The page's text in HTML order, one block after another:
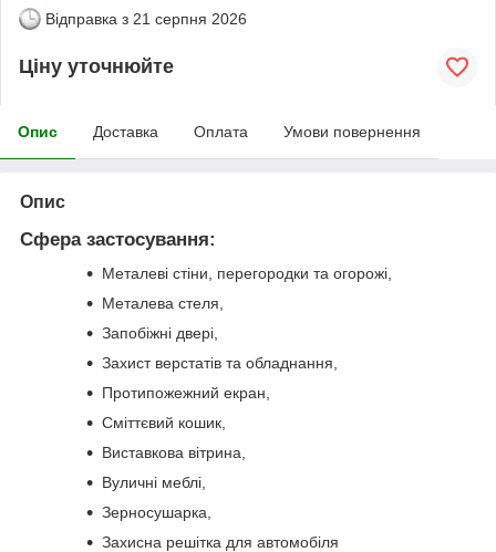
Відправка з 21 серпня 2026
Ціну уточнюйте
Опис Доставка Оплата Умови повернення
Опис
Сфера застосування:
Металеві стіни, перегородки та огорожі,
Металева стеля,
Запобіжні двері,
Захист верстатів та обладнання,
Протипожежний екран,
Сміттєвий кошик,
Виставкова вітрина,
Вуличні меблі,
Зерносушарка,
Захисна решітка для автомобіля